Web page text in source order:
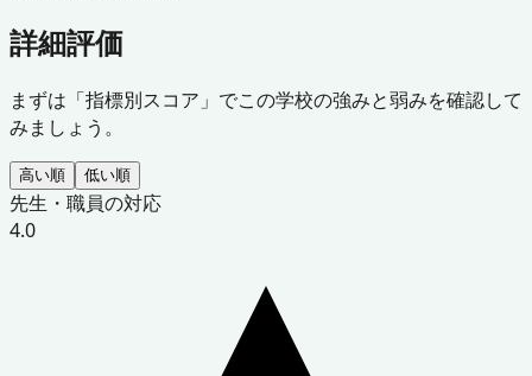
詳細評価
まずは「指標別スコア」でこの学校の強みと弱みを確認して
みましょう。
高い順 低い順
先生・職員の対応
4.0